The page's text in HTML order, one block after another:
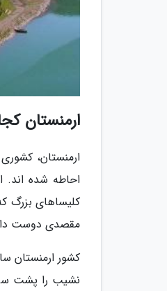
ارمنستان
ارمنستان،
احاطه شده اند.
کلیساهای بزرگ
مقصدی دوست
کشور ارمنستان
نشیب را پشت سر